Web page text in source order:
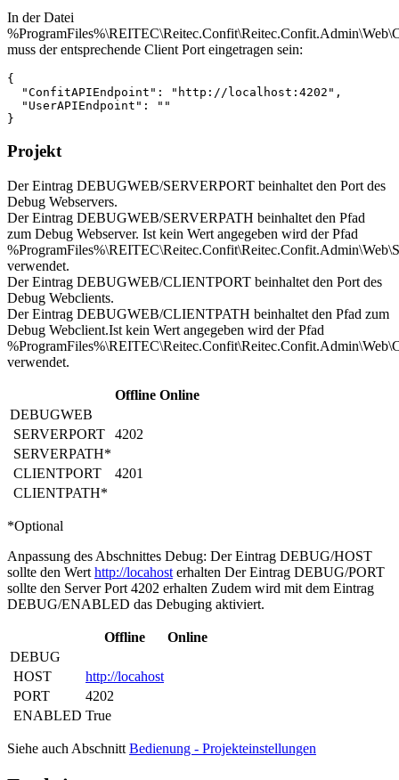
In der Datei
muss der entsprechende Client Port eingetragen sein:
{
  "ConfitAPIEndpoint": "http://localhost:4202",
  "UserAPIEndpoint": ""
}
Projekt
Der Eintrag DEBUGWEB/SERVERPORT beinhaltet den Port des
Debug Webservers.
Der Eintrag DEBUGWEB/SERVERPATH beinhaltet den Pfad
zum Debug Webserver. Ist kein Wert angegeben wird der Pfad
verwendet.
Der Eintrag DEBUGWEB/CLIENTPORT beinhaltet den Port des
Debug Webclients.
Der Eintrag DEBUGWEB/CLIENTPATH beinhaltet den Pfad zum
Debug Webclient.Ist kein Wert angegeben wird der Pfad
verwendet.
Offline Online
DEBUGWEB
SERVERPORT
4202
SERVERPATH*
CLIENTPORT
4201
CLIENTPATH*
*Optional
Anpassung des Abschnittes Debug: Der Eintrag DEBUG/HOST
sollte den Wert http://locahost erhalten Der Eintrag DEBUG/PORT
sollte den Server Port 4202 erhalten Zudem wird mit dem Eintrag
DEBUG/ENABLED das Debuging aktiviert.
Offline
Online
DEBUG
HOST
http://locahost
PORT
4202
ENABLED True
Siehe auch Abschnitt Bedienung - Projekteinstellungen